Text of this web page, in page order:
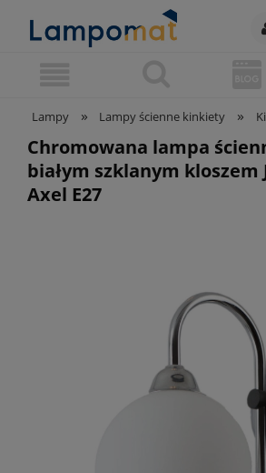
Lampy » Lampy ścienne kinkiety »
Chromowana lampa
białym szklanym kloszem
Axel E27